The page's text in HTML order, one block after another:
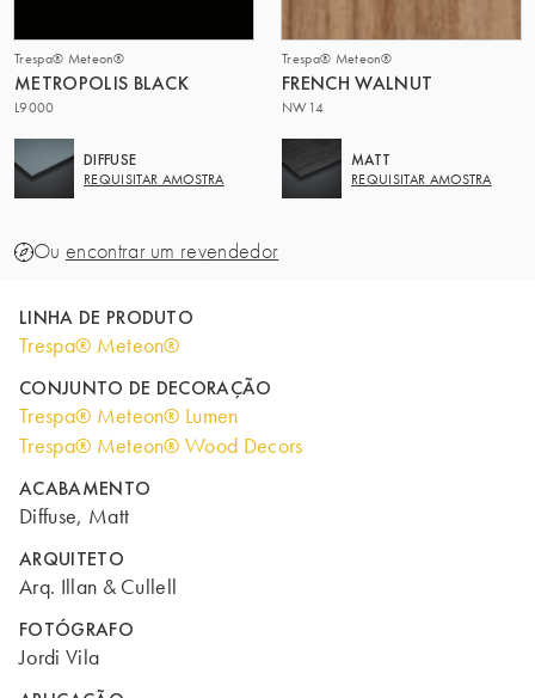
Trespa® Meteon®
METROPOLIS BLACK
L9000
DIFFUSE
REQUISITAR AMOSTRA
Trespa® Meteon®
FRENCH WALNUT
NW14
MATT
REQUISITAR AMOSTRA
Ou encontrar um revendedor
LINHA DE PRODUTO
Trespa® Meteon®
CONJUNTO DE DECORAÇÃO
Trespa® Meteon® Lumen
Trespa® Meteon® Wood Decors
ACABAMENTO
Diffuse, Matt
ARQUITETO
Arq. Illan & Cullell
FOTÓGRAFO
Jordi Vila